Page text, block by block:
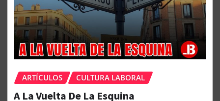
ARTÍCULOS CULTURA LABORAL
A La Vuelta De La Esquina